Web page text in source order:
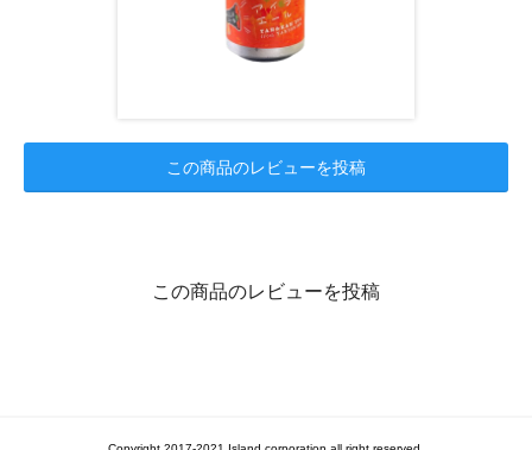
この商品のレビューを投稿
この商品のレビューを投稿